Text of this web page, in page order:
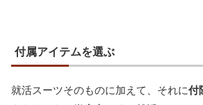
付属アイテムを選ぶ
就活スーツそのものに加えて、それに付